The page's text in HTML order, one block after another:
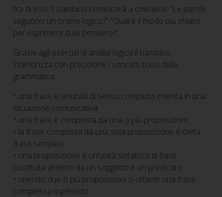
tra di essi. Il bambino comincerà a chiedersi: “Le parole
seguono un ordine logico?” “Qual è il modo più chiaro
per esprimere quel pensiero?”.
Grazie agli esercizi di analisi logica il bambino
interiorizza con precisione i concetti base della
grammatica:
• una frase è un’unità di senso compiuto inserita in una
situazione comunicativa
• una frase è composta da una o più proposizioni
• la frase composta da una sola proposizione è detta
frase semplice
• una proposizione è un’unità sintattica di base
costituita almeno da un soggetto e un predicato
• unendo due o più proposizioni si ottiene una frase
complessa o periodo.